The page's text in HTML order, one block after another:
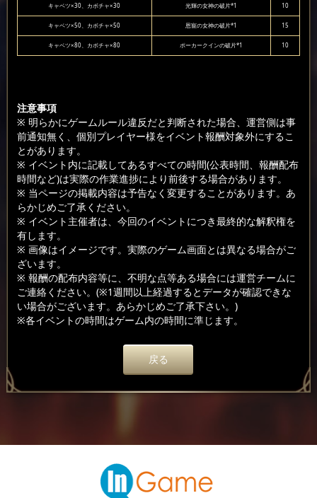
キャベツ×30、カボチャ×30 光輝の女神の破片*1 10
キャベツ×50、カボチャ×50 恩寵の女神の破片*1 15
キャベツ×80、カボチャ×80 ポーカークインの破片*1 10
注意事項
※ 明らかにゲームルール違反だと判断された場合、運営側は事
前通知無く、個別プレイヤー様をイベント報酬対象外にするこ
とがあります。
※ イベント内に記載してあるすべての時間(公表時間、報酬配布
時間など)は実際の作業進捗により前後する場合があります。
※ 当ページの掲載内容は予告なく変更することがあります。あ
らかじめご了承ください。
※ イベント主催者は、今回のイベントにつき最終的な解釈権を
有します。
※ 画像はイメージです。実際のゲーム画面とは異なる場合がご
ざいます。
※ 報酬の配布内容等に、不明な点等ある場合には運営チームに
ご連絡ください。(※1週間以上経過するとデータが確認できな
い場合がございます。あらかじめご了承下さい。)
※各イベントの時間はゲーム内の時間に準じます。
戻る